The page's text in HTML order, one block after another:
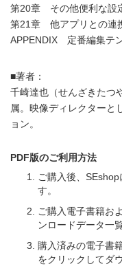
第20章 その他便利な設
第21章 他アプリとの連
APPENDIX 定番編集テ
■著者：
千崎達也（せんざきたつ
属。映像ディレクターと
ョン。
PDF版のご利用方法
ご購入後、
す。
ご購入電子書籍お
ンロードデータ一
購入済みの電子書
をクリックしてダ